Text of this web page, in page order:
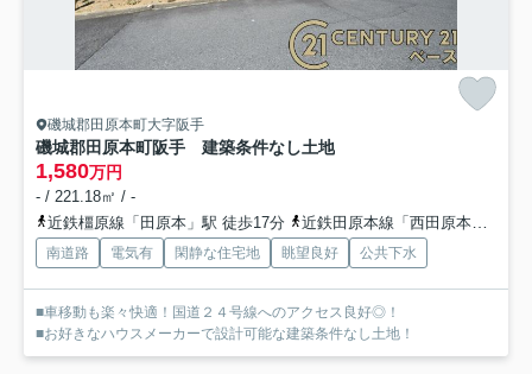
磯城郡田原本町大字阪手
磯城郡田原本町阪手 建築条件なし土地
1,580万円
- / 221.18㎡ / -
近鉄橿原線「田原本」駅 徒歩17分
近鉄田原本線「西田原本」駅 徒歩15分
南道路 電気有 閑静な住宅地 眺望良好 公共下水
■車移動も楽々快適！国道２４号線へのアクセス良好◎！
■お好きなハウスメーカーで設計可能な建築条件なし土地！